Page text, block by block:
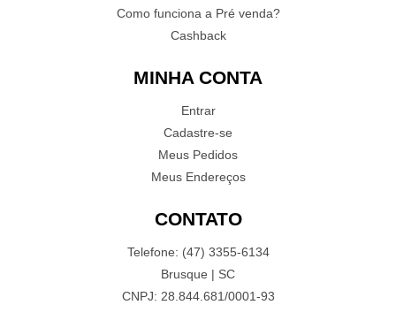
Como funciona a Pré venda?
Cashback
MINHA CONTA
Entrar
Cadastre-se
Meus Pedidos
Meus Endereços
CONTATO
Telefone: (47) 3355-6134
Brusque | SC
CNPJ: 28.844.681/0001-93